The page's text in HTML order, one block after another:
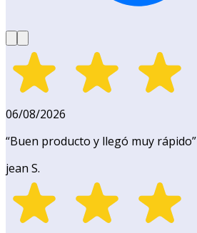
06/08/2026
“Buen producto y llegó muy rápido”
jean S.